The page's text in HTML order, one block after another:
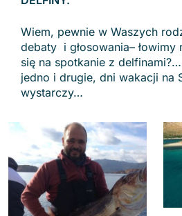
Wiem, pewnie w Waszych
debaty i głosowania–
się na spotkanie z
jedno i drugie, dni wakacji na
wystarczy…